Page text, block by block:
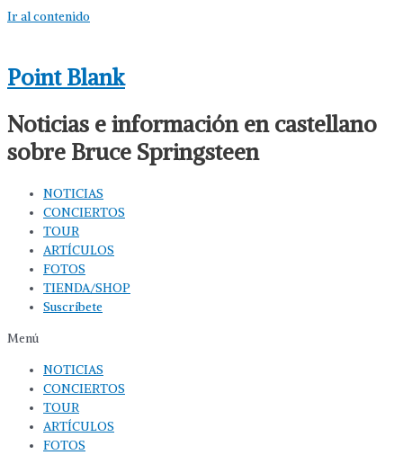
Ir al contenido
Point Blank
Noticias e información en castellano
sobre Bruce Springsteen
NOTICIAS
CONCIERTOS
TOUR
ARTÍCULOS
FOTOS
TIENDA/SHOP
Suscríbete
Menú
NOTICIAS
CONCIERTOS
TOUR
ARTÍCULOS
FOTOS